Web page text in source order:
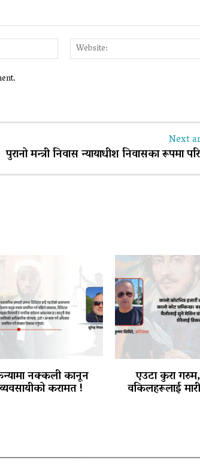
Email:*
Next
पुरानो मन्त्री निवास न्यायाधीश निवासका रूपमा
नक्कली कानून
व्यवसायीको करामत !
एउटा कुरा
वकिलहरूलाई